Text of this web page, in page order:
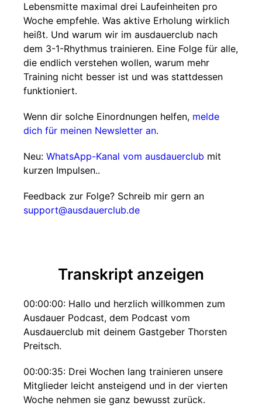
Lebensmitte maximal drei Laufeinheiten pro
Woche empfehle. Was aktive Erholung wirklich
heißt. Und warum wir im ausdauerclub nach
dem 3-1-Rhythmus trainieren. Eine Folge für alle,
die endlich verstehen wollen, warum mehr
Training nicht besser ist und was stattdessen
funktioniert.
Wenn dir solche Einordnungen helfen, melde
dich für meinen Newsletter an.
Neu: WhatsApp-Kanal vom ausdauerclub mit
kurzen Impulsen..
Feedback zur Folge? Schreib mir gern an
support@ausdauerclub.de
Transkript anzeigen
00:00:00: Hallo und herzlich willkommen zum
Ausdauer Podcast, dem Podcast vom
Ausdauerclub mit deinem Gastgeber Thorsten
Preitsch.
00:00:35: Drei Wochen lang trainieren unsere
Mitglieder leicht ansteigend und in der vierten
Woche nehmen sie ganz bewusst zurück.